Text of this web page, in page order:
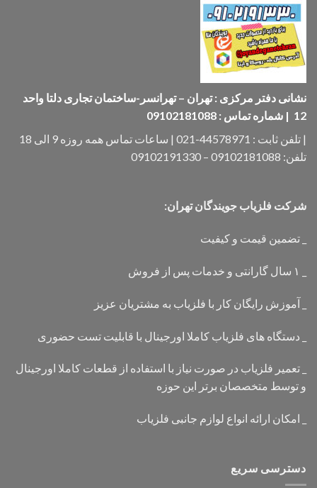
نشانی دفتر مرکزی : تهران – تهرانسر-ساختمان تجاری دلتا واحد
12 | شماره تماس : 09102181088
| تلفن ثابت : 44578971-021 | ساعات تماس همه روزه 9 الی 18
تلفن: 09102181088 – 09102191330
شرکت فلزیاب جویندگان تهران:
_ تضمین قیمت و کیفیت
_ آموزش رایگان کار با فلزیاب به مشتریان عزیز
_ دستگاه های فلزیاب کاملا اورجینال با قابلیت تست حضوری
_ تعمیر فلزیاب در صورت نیاز با استفاده از قطعات کاملا اورجینال
و توسط متخصصان برتر این حوزه
_ امکان ارائه انواع لوازم جانبی فلزیاب
دسترسی سریع